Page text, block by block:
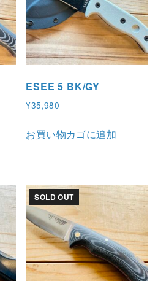
ESEE 5 BK/GY
¥35,980
お買い物カゴに追加
SOLD OUT